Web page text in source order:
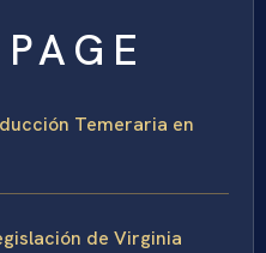
Temeraria en
de Virginia